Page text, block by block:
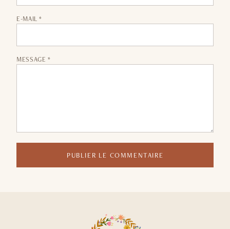
E-MAIL *
MESSAGE *
PUBLIER LE COMMENTAIRE